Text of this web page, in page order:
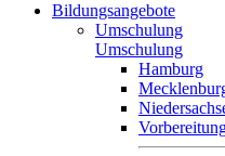
Bildungsangebote
Umschulung
Umschulung
Hamburg